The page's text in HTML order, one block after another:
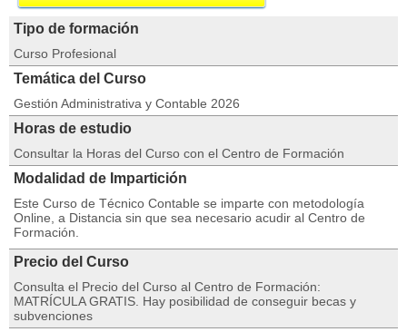
Tipo de formación
Curso Profesional
Temática del Curso
Gestión Administrativa y Contable 2026
Horas de estudio
Consultar la Horas del Curso con el Centro de Formación
Modalidad de Impartición
Este Curso de Técnico Contable se imparte con metodología
Online, a Distancia sin que sea necesario acudir al Centro de
Formación.
Precio del Curso
Consulta el Precio del Curso al Centro de Formación:
MATRÍCULA GRATIS. Hay posibilidad de conseguir becas y
subvenciones